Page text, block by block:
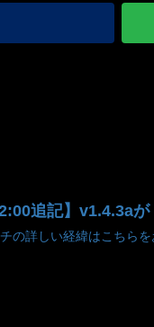
追記】v1.4.3a
の詳しい経緯はこちらを